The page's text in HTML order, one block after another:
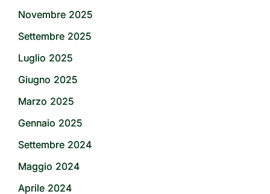
Novembre 2025
Settembre 2025
Luglio 2025
Giugno 2025
Marzo 2025
Gennaio 2025
Settembre 2024
Maggio 2024
Aprile 2024